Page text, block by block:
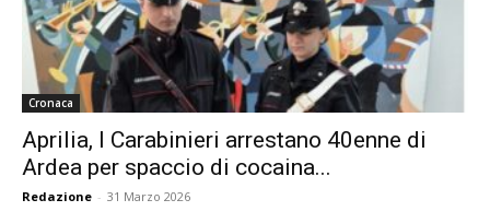
Cronaca
Aprilia, I Carabinieri arrestano 40enne di
Ardea per spaccio di cocaina...
Redazione - 31 Marzo 2026